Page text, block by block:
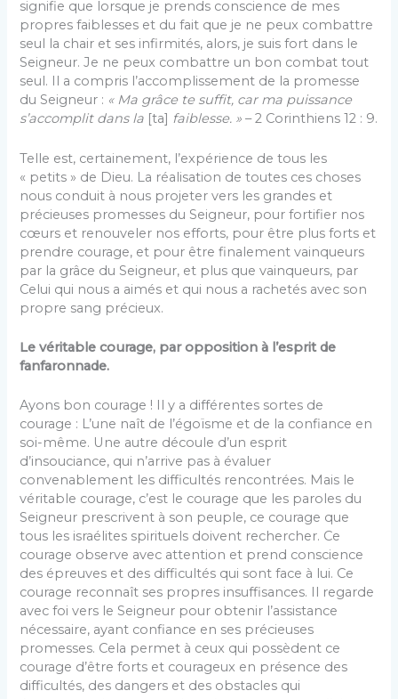
signifie que lorsque je prends conscience de mes
propres faiblesses et du fait que je ne peux combattre
seul la chair et ses infirmités, alors, je suis fort dans le
Seigneur. Je ne peux combattre un bon combat tout
seul. Il a compris l’accomplissement de la promesse
du Seigneur : « Ma grâce te suffit, car ma puissance
s’accomplit dans la [ta] faiblesse. » – 2 Corinthiens 12 : 9.
Telle est, certainement, l’expérience de tous les
« petits » de Dieu. La réalisation de toutes ces choses
nous conduit à nous projeter vers les grandes et
précieuses promesses du Seigneur, pour fortifier nos
cœurs et renouveler nos efforts, pour être plus forts et
prendre courage, et pour être finalement vainqueurs
par la grâce du Seigneur, et plus que vainqueurs, par
Celui qui nous a aimés et qui nous a rachetés avec son
propre sang précieux.
Le véritable courage, par opposition à l’esprit de
fanfaronnade.
Ayons bon courage ! Il y a différentes sortes de
courage : L’une naît de l’égoïsme et de la confiance en
soi-même. Une autre découle d’un esprit
d’insouciance, qui n’arrive pas à évaluer
convenablement les difficultés rencontrées. Mais le
véritable courage, c’est le courage que les paroles du
Seigneur prescrivent à son peuple, ce courage que
tous les israélites spirituels doivent rechercher. Ce
courage observe avec attention et prend conscience
des épreuves et des difficultés qui sont face à lui. Ce
courage reconnaît ses propres insuffisances. Il regarde
avec foi vers le Seigneur pour obtenir l’assistance
nécessaire, ayant confiance en ses précieuses
promesses. Cela permet à ceux qui possèdent ce
courage d’être forts et courageux en présence des
difficultés, des dangers et des obstacles qui